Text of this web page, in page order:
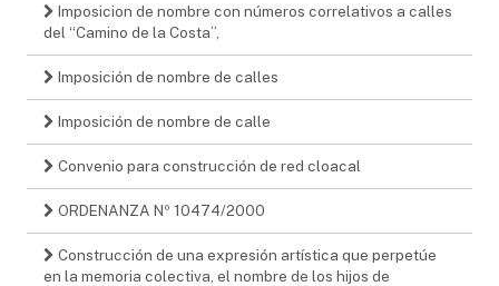
Imposicion de nombre con números correlativos a calles
del “Camino de la Costa”,
Imposición de nombre de calles
Imposición de nombre de calle
Convenio para construcción de red cloacal
ORDENANZA Nº 10474/2000
Construcción de una expresión artística que perpetúe
en la memoria colectiva, el nombre de los hijos de